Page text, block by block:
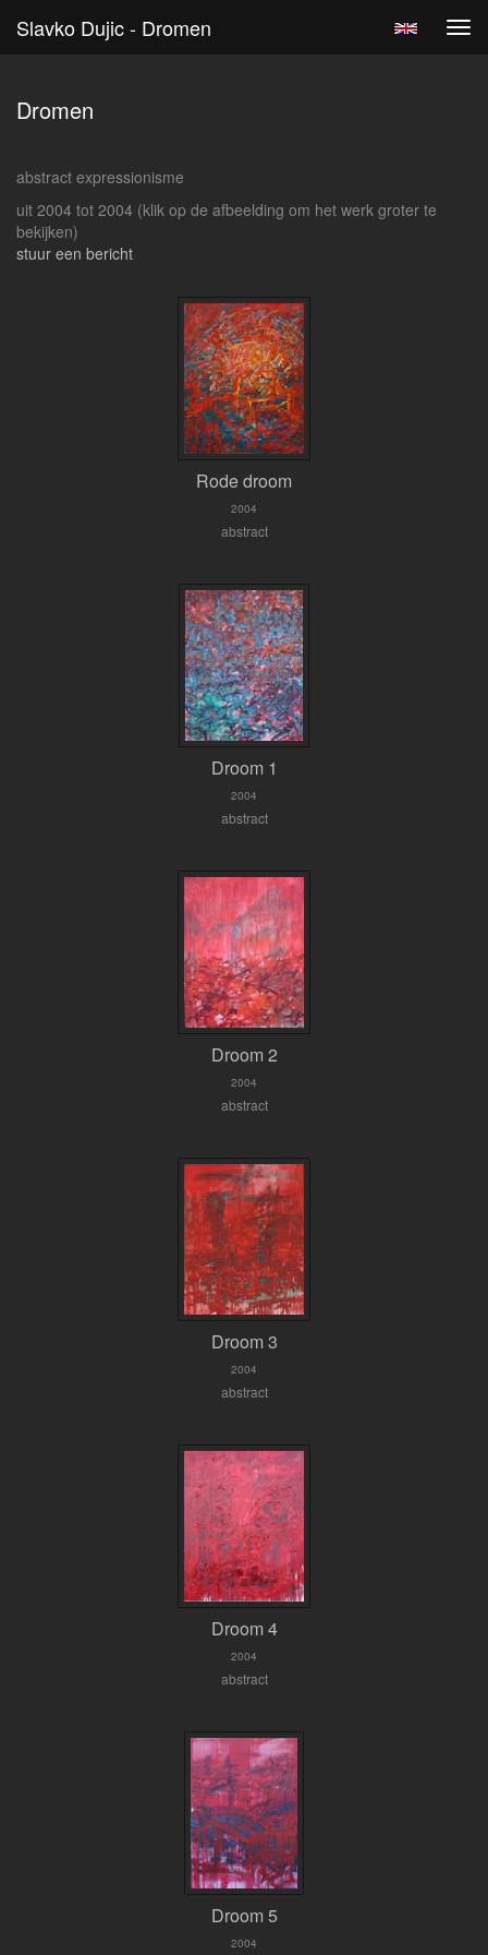
Slavko Dujic - Dromen
Dromen
abstract expressionisme
uit 2004 tot 2004 (klik op de afbeelding om het werk groter te
bekijken)
stuur een bericht
Rode droom
2004
abstract
Droom 1
2004
abstract
Droom 2
2004
abstract
Droom 3
2004
abstract
Droom 4
2004
abstract
Droom 5
2004